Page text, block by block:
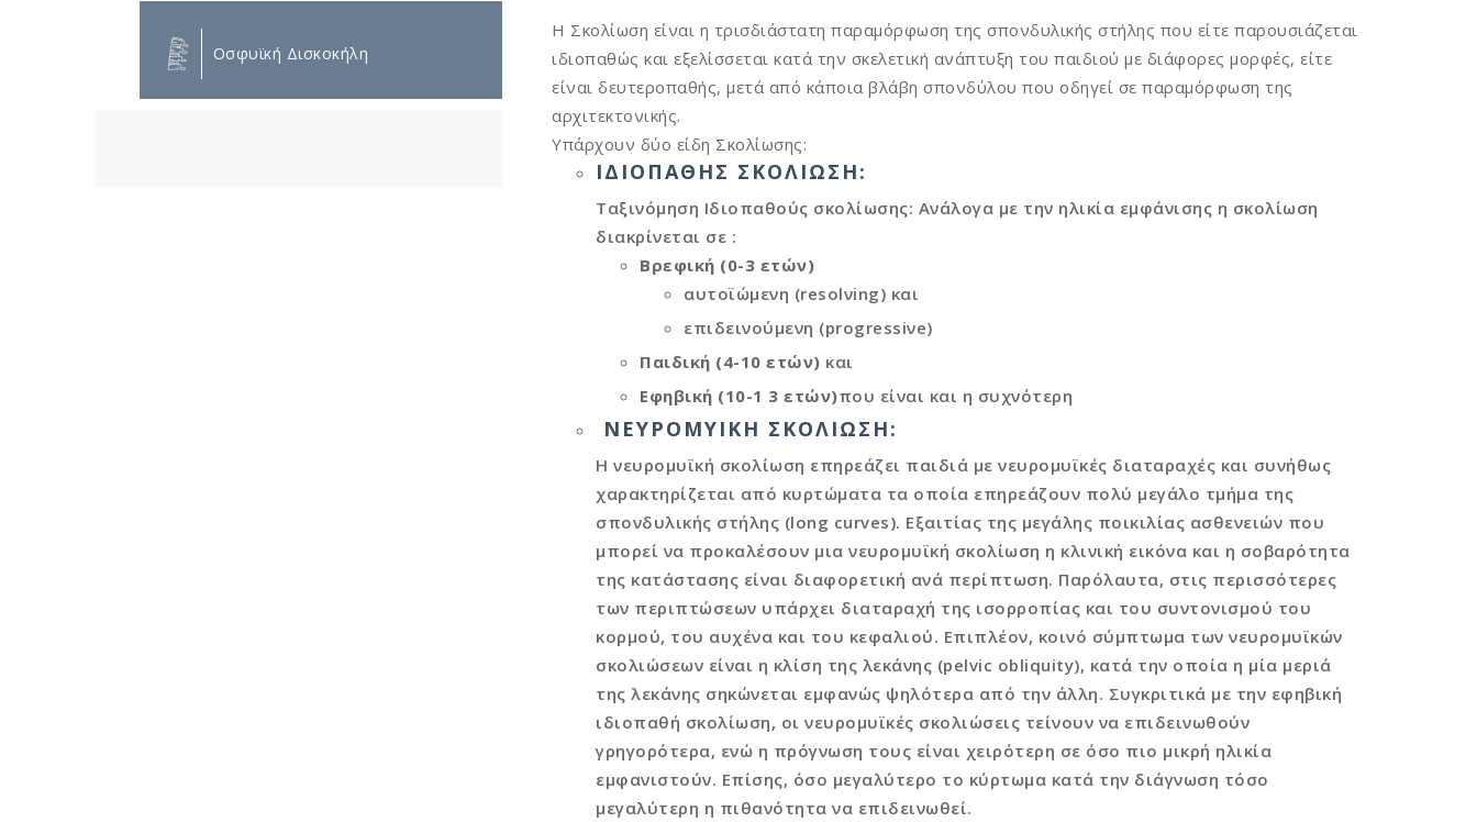
Οσφυϊκή Δισκοκήλη
Η Σκολίωση είναι η τρισδιάστατη παραμόρφωση της σπονδυλικής στήλης που είτε παρουσιάζεται
ιδιοπαθώς και εξελίσσεται κατά την σκελετική ανάπτυξη του παιδιού με διάφορες μορφές, είτε
είναι δευτεροπαθής, μετά από κάποια βλάβη σπονδύλου που οδηγεί σε παραμόρφωση της
αρχιτεκτονικής.
Υπάρχουν δύο είδη Σκολίωσης:
ΙΔΙΟΠΑΘΉΣ ΣΚΟΛΊΩΣΗ:
Ταξινόμηση Ιδιοπαθούς σκολίωσης: Ανάλογα με την ηλικία εμφάνισης η σκολίωση
διακρίνεται σε :
Βρεφική (0-3 ετών)
αυτοϊώμενη (resolνing) και
επιδεινούμενη (progressiνe)
Παιδική (4-10 ετών) και
Εφηβική (10-1 3 ετών)που είναι και η συχνότερη
ΝΕΥΡΟΜΥΙΚΉ ΣΚΟΛΊΩΣΗ:
Η νευρομυϊκή σκολίωση επηρεάζει παιδιά με νευρομυϊκές διαταραχές και συνήθως
χαρακτηρίζεται από κυρτώματα τα οποία επηρεάζουν πολύ μεγάλο τμήμα της
σπονδυλικής στήλης (long curves). Εξαιτίας της μεγάλης ποικιλίας ασθενειών που
μπορεί να προκαλέσουν μια νευρομυϊκή σκολίωση η κλινική εικόνα και η σοβαρότητα
της κατάστασης είναι διαφορετική ανά περίπτωση. Παρόλαυτα, στις περισσότερες
των περιπτώσεων υπάρχει διαταραχή της ισορροπίας και του συντονισμού του
κορμού, του αυχένα και του κεφαλιού. Επιπλέον, κοινό σύμπτωμα των νευρομυϊκών
σκολιώσεων είναι η κλίση της λεκάνης (pelvic obliquity), κατά την οποία η μία μεριά
της λεκάνης σηκώνεται εμφανώς ψηλότερα από την άλλη. Συγκριτικά με την εφηβική
ιδιοπαθή σκολίωση, οι νευρομυϊκές σκολιώσεις τείνουν να επιδεινωθούν
γρηγορότερα, ενώ η πρόγνωση τους είναι χειρότερη σε όσο πιο μικρή ηλικία
εμφανιστούν. Επίσης, όσο μεγαλύτερο το κύρτωμα κατά την διάγνωση τόσο
μεγαλύτερη η πιθανότητα να επιδεινωθεί.